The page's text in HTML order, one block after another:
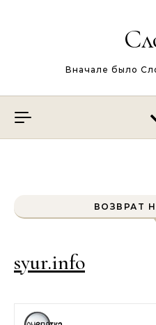
Вначале было
ВОЗВРАТ
syur.info